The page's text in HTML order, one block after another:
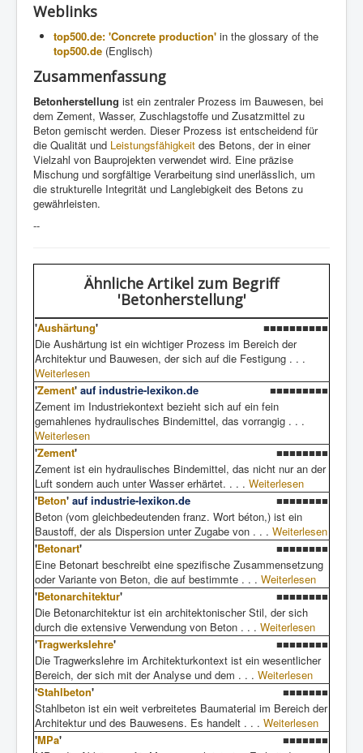
Weblinks
top500.de: 'Concrete production' in the glossary of the
top500.de (Englisch)
Zusammenfassung
Betonherstellung ist ein zentraler Prozess im Bauwesen, bei
dem Zement, Wasser, Zuschlagstoffe und Zusatzmittel zu
Beton gemischt werden. Dieser Prozess ist entscheidend für
die Qualität und Leistungsfähigkeit des Betons, der in einer
Vielzahl von Bauprojekten verwendet wird. Eine präzise
Mischung und sorgfältige Verarbeitung sind unerlässlich, um
die strukturelle Integrität und Langlebigkeit des Betons zu
gewährleisten.
--
Ähnliche Artikel zum Begriff
'Betonherstellung'
'Aushärtung'
■■■■■■■■■■
Die Aushärtung ist ein wichtiger Prozess im Bereich der
Architektur und Bauwesen, der sich auf die Festigung . . .
Weiterlesen
'Zement' auf industrie-lexikon.de
■■■■■■■■■
Zement im Industriekontext bezieht sich auf ein fein
gemahlenes hydraulisches Bindemittel, das vorrangig . . .
Weiterlesen
'Zement'
■■■■■■■■
Zement ist ein hydraulisches Bindemittel, das nicht nur an der
Luft sondern auch unter Wasser erhärtet. . . . Weiterlesen
'Beton' auf industrie-lexikon.de
■■■■■■■■
Beton (vom gleichbedeutenden franz. Wort béton,) ist ein
Baustoff, der als Dispersion unter Zugabe von . . . Weiterlesen
'Betonart'
■■■■■■■■
Eine Betonart beschreibt eine spezifische Zusammensetzung
oder Variante von Beton, die auf bestimmte . . . Weiterlesen
'Betonarchitektur'
■■■■■■■■
Die Betonarchitektur ist ein architektonischer Stil, der sich
durch die extensive Verwendung von Beton . . . Weiterlesen
'Tragwerkslehre'
■■■■■■■■
Die Tragwerkslehre im Architekturkontext ist ein wesentlicher
Bereich, der sich mit der Analyse und dem . . . Weiterlesen
'Stahlbeton'
■■■■■■■
Stahlbeton ist ein weit verbreitetes Baumaterial im Bereich der
Architektur und des Bauwesens. Es handelt . . . Weiterlesen
'MPa'
■■■■■■■